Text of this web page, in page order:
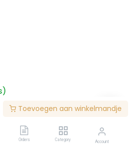
Toevoegen aan winkelmandje
Orders Category Account
Bestel nu